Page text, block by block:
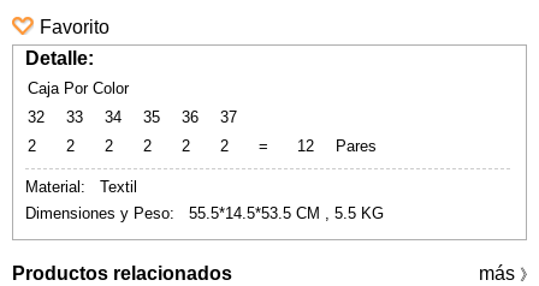
Favorito
Detalle:
Caja Por Color
32
33 34 35 36
37
2
2 2 2 2 2 = 12 Pares
Material: Textil
Dimensiones y Peso: 55.5*14.5*53.5 CM , 5.5 KG
Productos relacionados más 》